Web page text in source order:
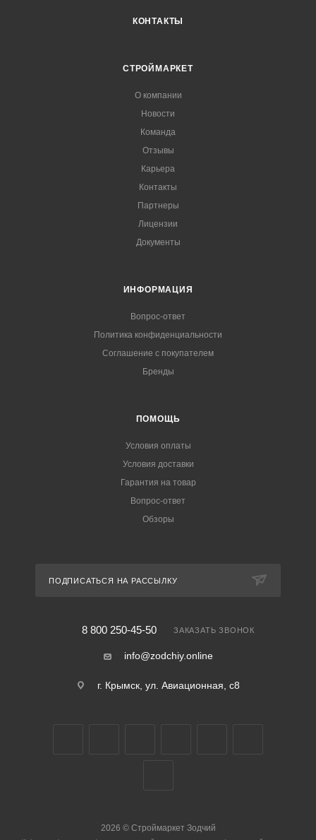
КОНТАКТЫ
СТРОЙМАРКЕТ
О компании
Новости
Команда
Отзывы
Карьера
Контакты
Партнеры
Лицензии
Документы
ИНФОРМАЦИЯ
Вопрос-ответ
Политика конфиденциальности
Соглашение с покупателем
Бренды
ПОМОЩЬ
Условия оплаты
Условия доставки
Гарантия на товар
Вопрос-ответ
Обзоры
ПОДПИСАТЬСЯ НА РАССЫЛКУ
8 800 250-45-50 ЗАКАЗАТЬ ЗВОНОК
info@zodchiy.online
г. Крымск, ул. Авиационная, с8
2026 ©Строймаркет Зодчий